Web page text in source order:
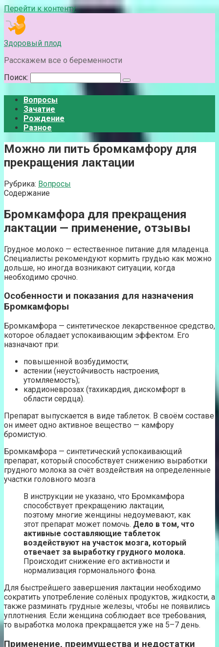
Перейти к контенту
Здоровый плод
Расскажем все о беременности
Поиск:
Вопросы
Зачатие
Рождение
Разное
Можно ли пить бромкамфору для
прекращения лактации
Рубрика: Вопросы
Содержание
Бромкамфора для прекращения
лактации — применение, отзывы
Грудное молоко — естественное питание для младенца.
Специалисты рекомендуют кормить грудью как можно
дольше, но иногда возникают ситуации, когда
необходимо срочно.
Особенности и показания для назначения
Бромкамфоры
Бромкамфора — синтетическое лекарственное средство,
которое обладает успокаивающим эффектом. Его
назначают при:
повышенной возбудимости;
астении (неустойчивость настроения,
утомляемость);
кардионеврозах (тахикардия, дискомфорт в
области сердца).
Препарат выпускается в виде таблеток. В своём составе
он имеет одно активное вещество — камфору
бромистую.
Бромкамфора — синтетический успокаивающий
препарат, который способствует снижению выработки
грудного молока за счёт воздействия на определенные
участки головного мозга
В инструкции не указано, что Бромкамфора
способствует прекращению лактации,
поэтому многие женщины недоумевают, как
этот препарат может помочь. Дело в том, что
активные составляющие таблеток
воздействуют на участок мозга, который
отвечает за выработку грудного молока.
Происходит снижение его активности и
нормализация гормонального фона.
Для быстрейшего завершения лактации необходимо
сократить употребление солёных продуктов, жидкости, а
также разминать грудные железы, чтобы не появились
уплотнения. Если женщина соблюдает все требования,
то выработка молока прекращается уже на 5–7 день.
Применение, преимущества и недостатки